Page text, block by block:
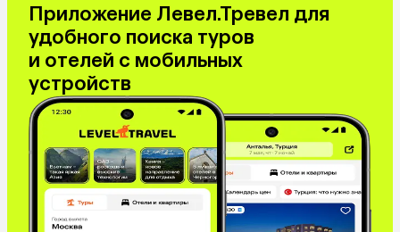
Приложение Левел.Тревел для
удобного поиска туров
и отелей с мобильных
устройств